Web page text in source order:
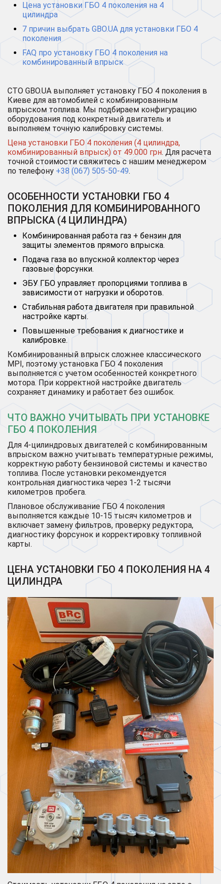
Цена установки ГБО 4 поколения на 4
цилиндра
7 причин выбрать GBO.UA для установки ГБО 4
поколения
FAQ про установку ГБО 4 поколения на
комбинированный впрыск
СТО GBO.UA выполняет установку ГБО 4 поколения в
Киеве для автомобилей с комбинированным
впрыском топлива. Мы подбираем конфигурацию
оборудования под конкретный двигатель и
выполняем точную калибровку системы.
Цена установки ГБО 4 поколения (4 цилиндра,
комбинированный впрыск) от 49.000 грн. Для расчета
точной стоимости свяжитесь с нашим менеджером
по телефону +38 (067) 505-50-49.
ОСОБЕННОСТИ УСТАНОВКИ ГБО 4
ПОКОЛЕНИЯ ДЛЯ КОМБИНИРОВАННОГО
ВПРЫСКА (4 ЦИЛИНДРА)
Комбинированная работа газ + бензин для
защиты элементов прямого впрыска.
Подача газа во впускной коллектор через
газовые форсунки.
ЭБУ ГБО управляет пропорциями топлива в
зависимости от нагрузки и оборотов.
Стабильная работа двигателя при правильной
настройке карты.
Повышенные требования к диагностике и
калибровке.
Комбинированный впрыск сложнее классического
MPI, поэтому установка ГБО 4 поколения
выполняется с учетом особенностей конкретного
мотора. При корректной настройке двигатель
сохраняет динамику и работает без ошибок.
ЧТО ВАЖНО УЧИТЫВАТЬ ПРИ УСТАНОВКЕ
ГБО 4 ПОКОЛЕНИЯ
Для 4-цилиндровых двигателей с комбинированным
впрыском важно учитывать температурные режимы,
корректную работу бензиновой системы и качество
топлива. После установки рекомендуется
контрольная диагностика через 1-2 тысячи
километров пробега.
Плановое обслуживание ГБО 4 поколения
выполняется каждые 10-15 тысяч километров и
включает замену фильтров, проверку редуктора,
диагностику форсунок и корректировку топливной
карты.
ЦЕНА УСТАНОВКИ ГБО 4 ПОКОЛЕНИЯ НА 4
ЦИЛИНДРА